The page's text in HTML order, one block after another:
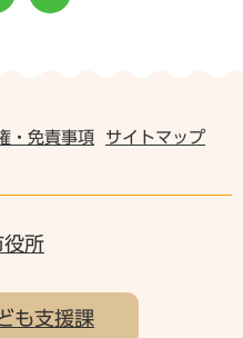
・免責事項 サイトマップ
役所
も支援課